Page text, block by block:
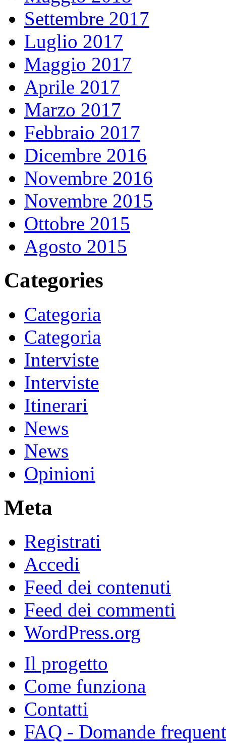
Settembre 2017
Luglio 2017
Maggio 2017
Aprile 2017
Marzo 2017
Febbraio 2017
Dicembre 2016
Novembre 2016
Novembre 2015
Ottobre 2015
Agosto 2015
Categories
Categoria
Categoria
Interviste
Interviste
Itinerari
News
News
Opinioni
Meta
Registrati
Accedi
Feed dei contenuti
Feed dei commenti
WordPress.org
Il progetto
Come funziona
Contatti
FAQ - Domande